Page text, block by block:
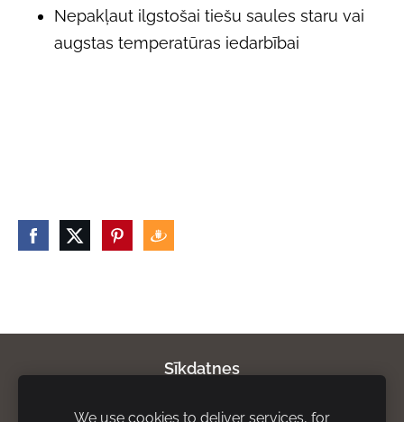
Nepakļaut ilgstošai tiešu saules staru vai
augstas temperatūras iedarbībai
Sīkdatnes
We use cookies to deliver services, for